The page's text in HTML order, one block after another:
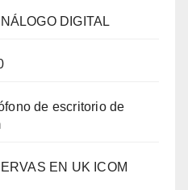
DIGITAL
de escritorio de
EN UK ICOM